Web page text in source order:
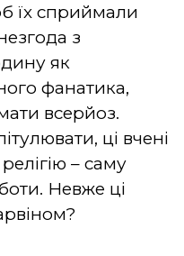
їх сприймали
з
як
фанатика,
всерйоз.
ці вчені
– саму
Невже ці